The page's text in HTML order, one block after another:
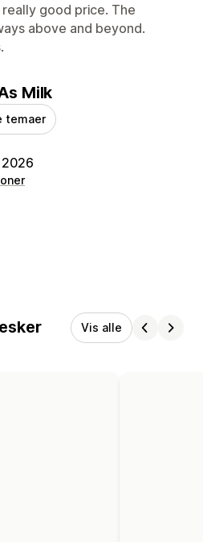
good price. The
above and beyond.
Milk
temaer
Vis alle